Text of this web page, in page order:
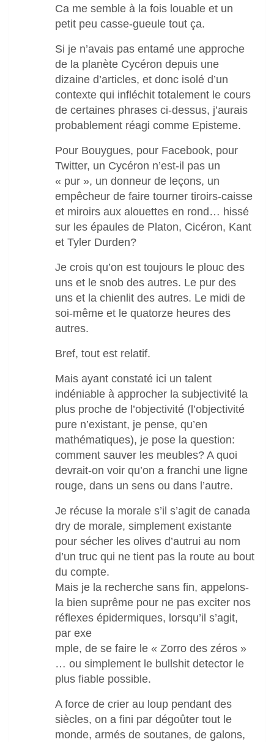
Ca me semble à la fois louable et un
petit peu casse-gueule tout ça.
Si je n’avais pas entamé une approche
de la planète Cycéron depuis une
dizaine d’articles, et donc isolé d’un
contexte qui infléchit totalement le cours
de certaines phrases ci-dessus, j’aurais
probablement réagi comme Episteme.
Pour Bouygues, pour Facebook, pour
Twitter, un Cycéron n’est-il pas un
« pur », un donneur de leçons, un
empêcheur de faire tourner tiroirs-caisse
et miroirs aux alouettes en rond… hissé
sur les épaules de Platon, Cicéron, Kant
et Tyler Durden?
Je crois qu’on est toujours le plouc des
uns et le snob des autres. Le pur des
uns et la chienlit des autres. Le midi de
soi-même et le quatorze heures des
autres.
Bref, tout est relatif.
Mais ayant constaté ici un talent
indéniable à approcher la subjectivité la
plus proche de l’objectivité (l’objectivité
pure n’existant, je pense, qu’en
mathématiques), je pose la question:
comment sauver les meubles? A quoi
devrait-on voir qu’on a franchi une ligne
rouge, dans un sens ou dans l’autre.
Je récuse la morale s’il s’agit de canada
dry de morale, simplement existante
pour sécher les olives d’autrui au nom
d’un truc qui ne tient pas la route au bout
du compte.
Mais je la recherche sans fin, appelons-
la bien suprême pour ne pas exciter nos
réflexes épidermiques, lorsqu’il s’agit,
par exe
mple, de se faire le « Zorro des zéros »
… ou simplement le bullshit detector le
plus fiable possible.
A force de crier au loup pendant des
siècles, on a fini par dégoûter tout le
monde, armés de soutanes, de galons,